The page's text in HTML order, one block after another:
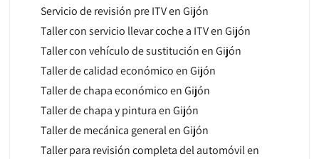
Servicio de revisión pre ITV en Gijón
Taller con servicio llevar coche a ITV en Gijón
Taller con vehículo de sustitución en Gijón
Taller de calidad económico en Gijón
Taller de chapa económico en Gijón
Taller de chapa y pintura en Gijón
Taller de mecánica general en Gijón
Taller para revisión completa del automóvil en